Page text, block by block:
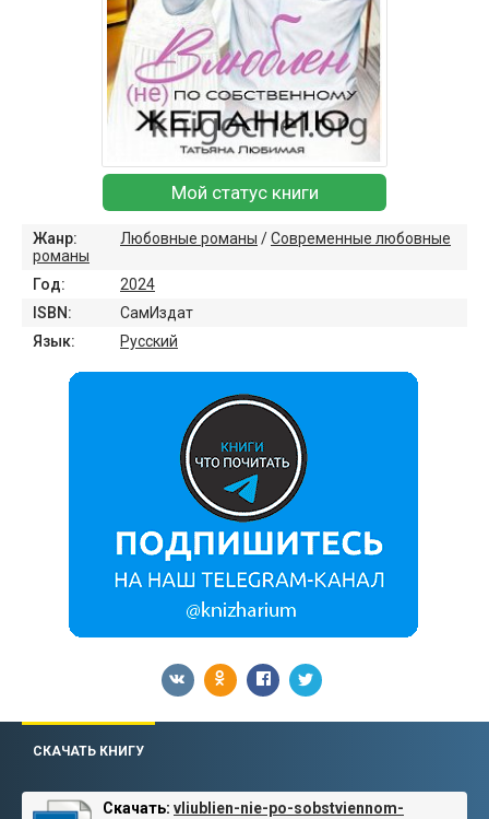
Мой статус книги
Жанр: Любовные романы /Современные любовные
романы
Год:
2024
ISBN:
СамИздат
Язык:
Русский
СКАЧАТЬ КНИГУ
Скачать: vliublien-nie-po-sobstviennom-